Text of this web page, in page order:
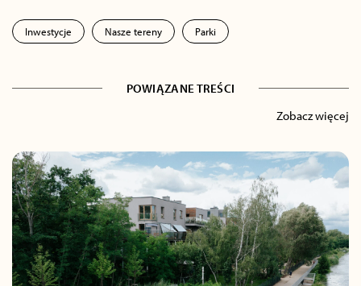
Inwestycje Nasze tereny Parki
POWIĄZANE TREŚCI
Zobacz więcej